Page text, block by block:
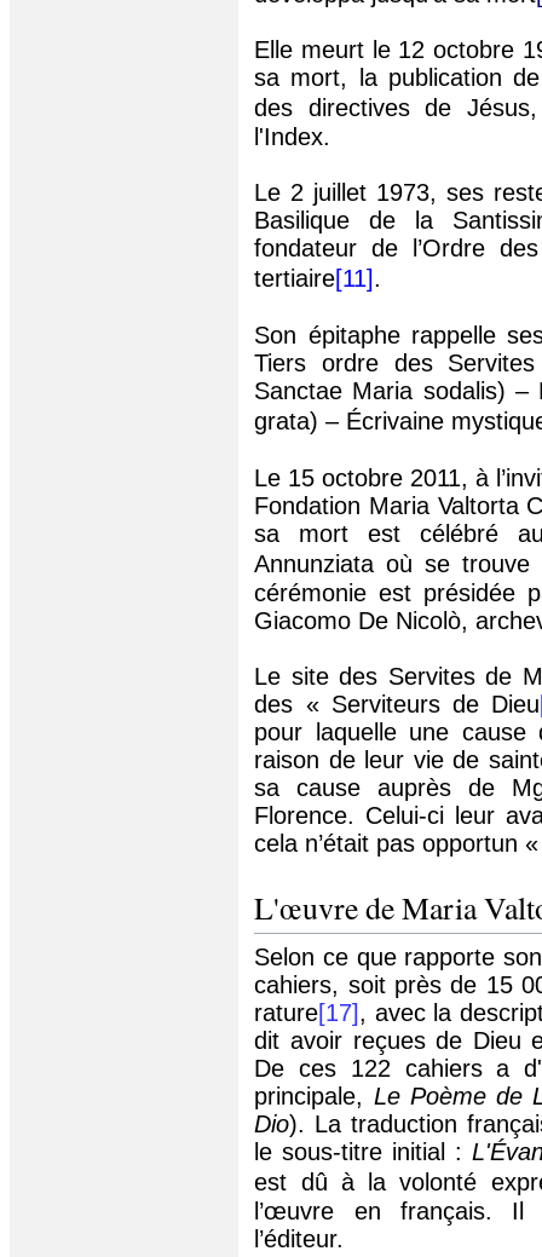
Elle meurt le 12 octobre
sa mort, la publication
des directives de
l'Index.
Le 2 juillet 1973, ses
Basilique de la
fondateur de l’Ordre
tertiaire[11].
Son épitaphe rappelle
Tiers ordre des
Sanctae Maria sodalis) –
grata) – Écrivaine
Le 15 octobre 2011, à
Fondation Maria Valtorta
sa mort est célébré
Annunziata où se
cérémonie est présidée
Giacomo De Nicolò,
Le site des Servites de
des « Serviteurs de Dieu
pour laquelle une
raison de leur vie de
sa cause auprès de
Florence. Celui-ci leur
cela n’était pas opportun
L'œuvre de Maria
Selon ce que rapporte
cahiers, soit près de 15
rature[17], avec la
dit avoir reçues de Dieu
De ces 122 cahiers a
principale, Le Poème de
Dio). La traduction
le sous-titre initial :
est dû à la volonté
l’œuvre en français. Il
l’éditeur.